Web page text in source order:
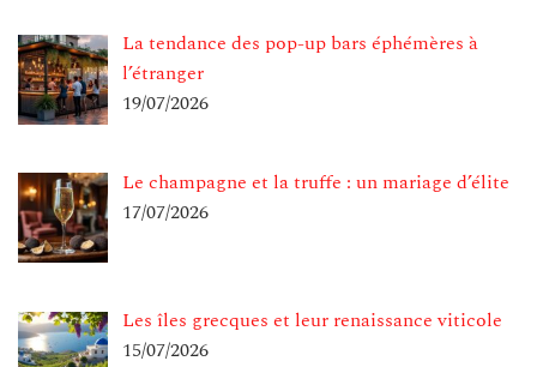
La tendance des pop-up bars éphémères à
l’étranger
19/07/2026
Le champagne et la truffe : un mariage d’élite
17/07/2026
Les îles grecques et leur renaissance viticole
15/07/2026